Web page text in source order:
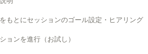
もとにセッションのゴール設定・ヒアリング
ョンを進行（お試し）